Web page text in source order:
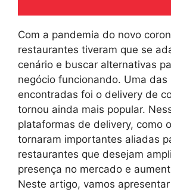
Com a pandemia do novo
restaurantes tiveram que se
cenário e buscar alternativas
negócio funcionando. Uma das
encontradas foi o delivery de
tornou ainda mais popular.
plataformas de delivery, como
tornaram importantes aliadas
restaurantes que desejam
presença no mercado e
Neste artigo, vamos